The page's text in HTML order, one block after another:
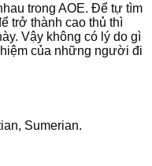
trong AOE. Để tự tìm
trở thành cao thủ thì
Vậy không có lý do gì
của những người đi
Sumerian.